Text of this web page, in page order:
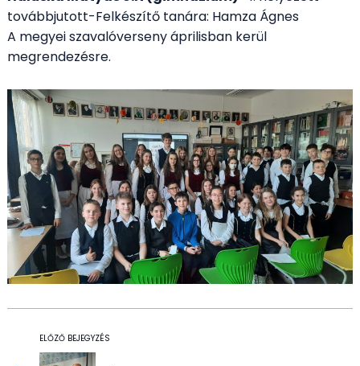
továbbjutott-Felkészítő tanára: Hamza Ágnes
A megyei szavalóverseny áprilisban kerül
megrendezésre.
ELŐZŐ BEJEGYZÉS